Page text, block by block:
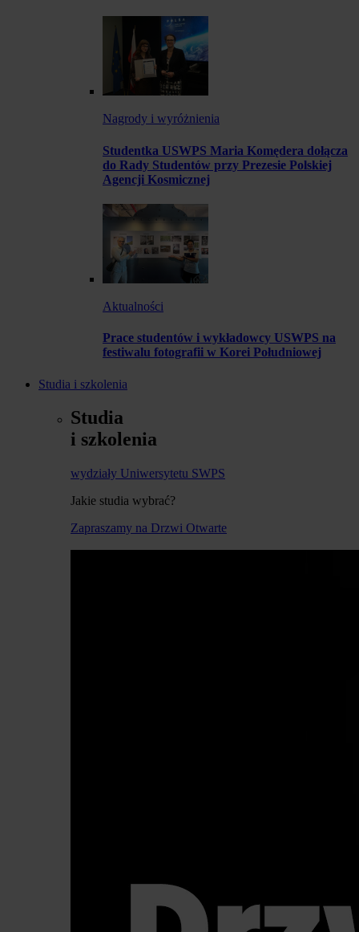
Nagrody i wyróżnienia
Studentka USWPS Maria Komędera dołącza
do Rady Studentów przy Prezesie Polskiej
Agencji Kosmicznej
Aktualności
Prace studentów i wykładowcy USWPS na
festiwalu fotografii w Korei Południowej
Studia i szkolenia
Studia
i szkolenia
wydziały Uniwersytetu SWPS
Jakie studia wybrać?
Zapraszamy na Drzwi Otwarte